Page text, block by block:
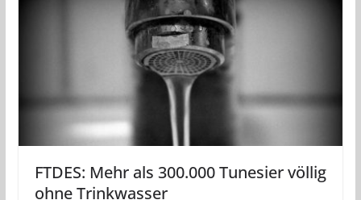
FTDES: Mehr als 300.000 Tunesier völlig
ohne Trinkwasser